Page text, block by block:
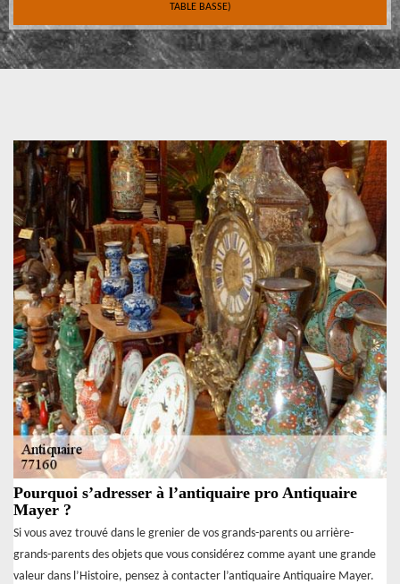
TABLE BASSE)
Pourquoi s’adresser à l’antiquaire pro Antiquaire
Mayer ?
Si vous avez trouvé dans le grenier de vos grands-parents ou arrière-
grands-parents des objets que vous considérez comme ayant une grande
valeur dans l’Histoire, pensez à contacter l’antiquaire Antiquaire Mayer.